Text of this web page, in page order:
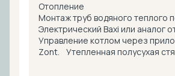
Отопление
Монтаж труб водяного теплого
Электрический Baxi или аналог
Управление котлом через
Zont. Утепленная полусухая